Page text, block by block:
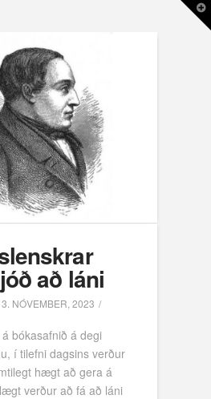
að láni
NÓVEMBER, 2023
bókasafnið á degi
í tilefni dagsins verður
hægt að gera á
verður að fá að láni